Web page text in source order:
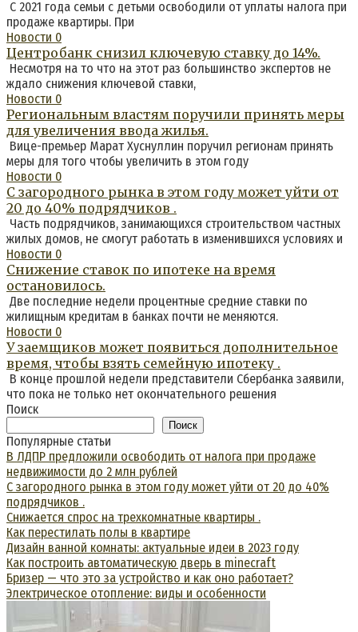
С 2021 года семьи с детьми освободили от уплаты налога при
продаже квартиры. При
Новости 0
Центробанк снизил ключевую ставку до 14%.
Несмотря на то что на этот раз большинство экспертов не
ждало снижения ключевой ставки,
Новости 0
Региональным властям поручили принять меры
для увеличения ввода жилья.
Вице-премьер Марат Хуснуллин поручил регионам принять
меры для того чтобы увеличить в этом году
Новости 0
С загородного рынка в этом году может уйти от
20 до 40% подрядчиков .
Часть подрядчиков, занимающихся строительством частных
жилых домов, не смогут работать в изменившихся условиях и
Новости 0
Снижение ставок по ипотеке на время
остановилось.
Две последние недели процентные средние ставки по
жилищным кредитам в банках почти не меняются.
Новости 0
У заемщиков может появиться дополнительное
время, чтобы взять семейную ипотеку .
В конце прошлой недели представители Сбербанка заявили,
что пока не только нет окончательного решения
Поиск
Поиск
Популярные статьи
В ЛДПР предложили освободить от налога при продаже
недвижимости до 2 млн рублей
С загородного рынка в этом году может уйти от 20 до 40%
подрядчиков .
Снижается спрос на трехкомнатные квартиры .
Как перестилать полы в квартире
Дизайн ванной комнаты: актуальные идеи в 2023 году
Как построить автоматическую дверь в minecraft
Бризер — что это за устройство и как оно работает?
Электрическое отопление: виды и особенности